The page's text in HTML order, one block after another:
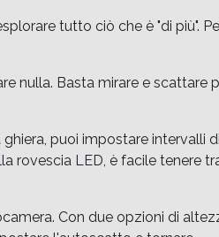
tutto ciò che è "di più".
nulla. Basta mirare e scattare
puoi impostare intervalli
rovescia LED, è facile tenere
Con due opzioni di